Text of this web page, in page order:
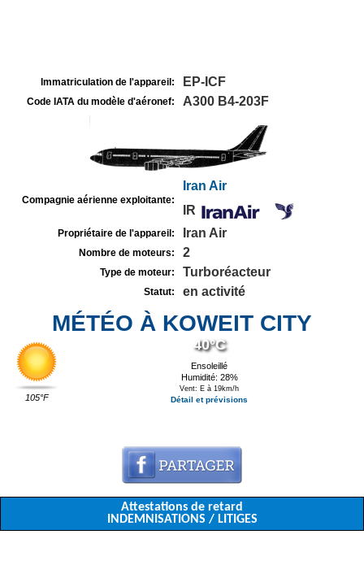
Immatriculation de l'appareil: EP-ICF
Code IATA du modèle d'aéronef: A300 B4-203F
Compagnie aérienne exploitante:
Iran Air
IR
Propriétaire de l'appareil: Iran Air
Nombre de moteurs: 2
Type de moteur: Turboréacteur
Statut: en activité
MÉTÉO À KOWEIT CITY
105°F
40°C
Ensoleillé
Humidité: 28%
Vent: E à 19km/h
Détail et prévisions
Attestations de retard
INDEMNISATIONS / LITIGES